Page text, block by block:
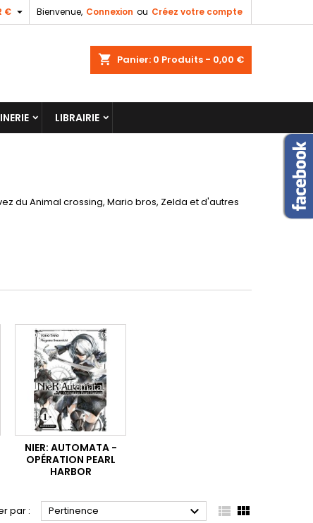
Bienvenue, Connexion ou Créez votre compte
€ 
shopping_cart Panier: 0 Produits - 0,00 €
LIBRAIRIE
du Animal crossing, Mario bros, Zelda et d'autres
NIER: AUTOMATA -
OPÉRATION PEARL
HARBOR
par : Pertinence   